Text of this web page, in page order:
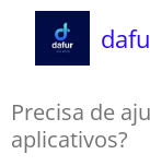
Hauptinhalt
Precisa de
aplicativos?